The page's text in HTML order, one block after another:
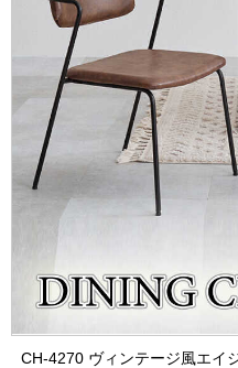
CH-4270 ヴィンテージ風エイ